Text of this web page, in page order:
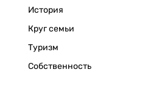
История
Круг семьи
Туризм
Собственность